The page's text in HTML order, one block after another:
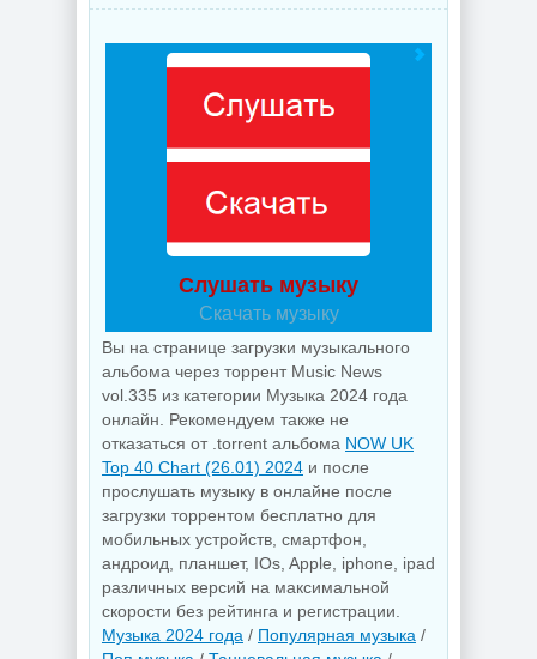
Слушать музыку
Скачать музыку
Вы на странице загрузки музыкального
альбома через торрент Music News
vol.335 из категории Музыка 2024 года
онлайн. Рекомендуем также не
отказаться от .torrent альбома NOW UK
Top 40 Chart (26.01) 2024 и после
прослушать музыку в онлайне после
загрузки торрентом бесплатно для
мобильных устройств, смартфон,
андроид, планшет, IOs, Apple, iphone, ipad
различных версий на максимальной
скорости без рейтинга и регистрации.
Музыка 2024 года / Популярная музыка /